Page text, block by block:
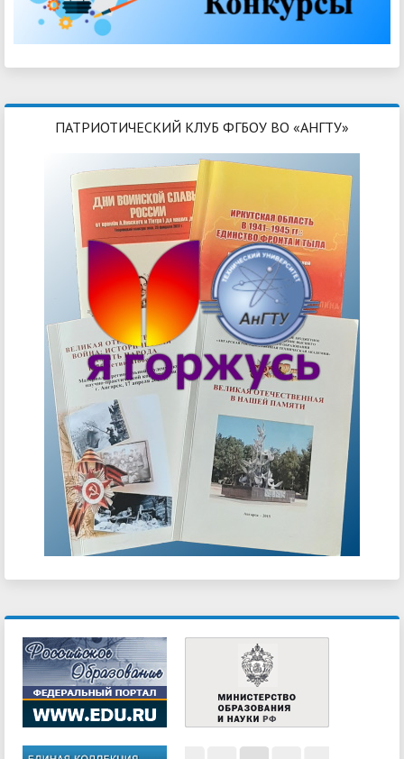
ПАТРИОТИЧЕСКИЙ КЛУБ ФГБОУ ВО «АНГТУ»